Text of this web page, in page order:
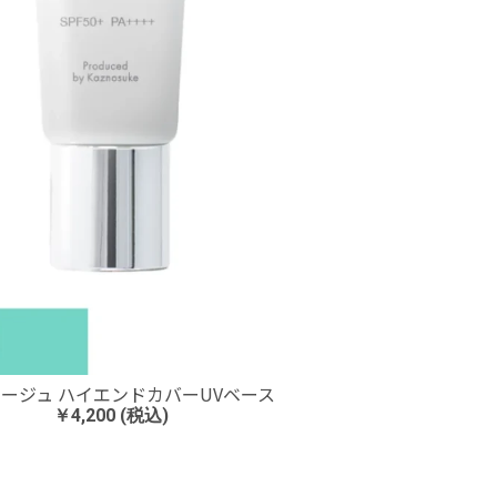
ジュ ハイエンドカバーUVベース
￥4,200 (税込)